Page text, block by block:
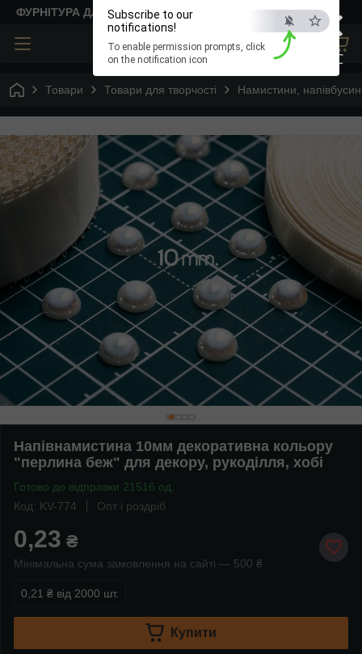
×
ESC
Subscribe to our
notifications!
To enable permission prompts, click
on the notification icon
ФУРНІТУРА ДЛЯ ТВОРЧОСТІ
Товари Товари для творчості Намистини,
Напівнамистина 10мм декоративна кольору
"перлина беж" для декору, рукоділля, хобі
Готово до відправки 21516 од.
Код: KV-774
Опт і роздріб
0,23 ₴
Мінімальна сума замовлення на сайті — 500 ₴
0,21 ₴ від 2000 шт.
Купити